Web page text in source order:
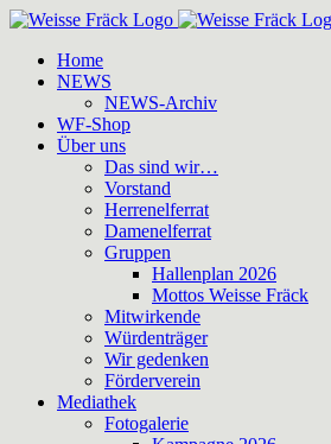
Zum
springenHome
NEWS
NEWS-Archiv
WF-Shop
Über uns
Das sind wir…
Vorstand
Herrenelferrat
Damenelferrat
Gruppen
Hallenplan 2026
Mottos Weisse Fräck
Mitwirkende
Würdenträger
Wir gedenken
Förderverein
Mediathek
Fotogalerie